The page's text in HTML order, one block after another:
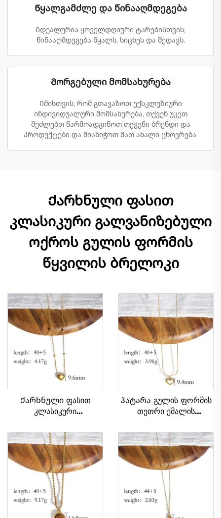
Წყალგამძლე და წინააღმდეგება
Იდეალურია ყოველდღიური ტარებისთვის,
წინააღმდეგება წყალს, სიცხეს და შედავს.
Მორგებული მომსახურება
Იმისთვის, რომ გთავაზოთ ექსკლუზიური
ინდივიდუალური მომსახურება, თქვენ უკეთ
შეძლებთ წარმოადგინოთ თქვენი ბრენდი და
პროდუქტები და მიანიჭოთ მათ ახალი ცხოვრება.
Ქარხნული ფასით
კლასიკური გალვანიზებული
ოქროს გულის ფორმის
წყვილის ბრელოკი
Ქარხნული ფასით
კლასიკური
გულის ფორმის წყვილის
ბრელოკი
Პატარა გულის ფორმის
თეთრი ემალის
ფოლადის ჯაჭვზე,
ქალთა ბრელოკი
სადილისთვის